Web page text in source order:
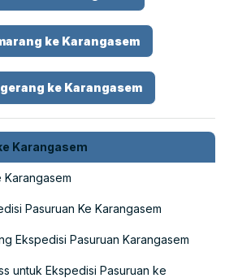
ke Karangasem
ke Karangasem
Karangasem
Karangasem
Pasuruan Ke Karangasem
Ekspedisi Pasuruan Karangasem
untuk Ekspedisi Pasuruan ke